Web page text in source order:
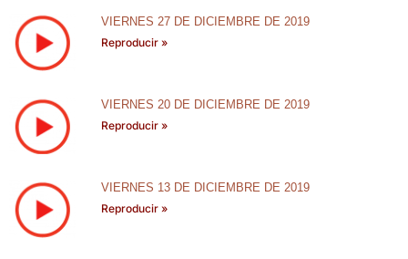
VIERNES 27 DE DICIEMBRE DE 2019
Reproducir »
VIERNES 20 DE DICIEMBRE DE 2019
Reproducir »
VIERNES 13 DE DICIEMBRE DE 2019
Reproducir »